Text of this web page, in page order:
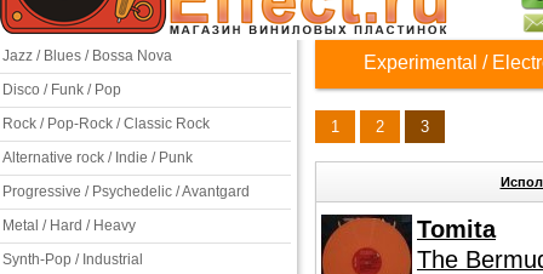
Jazz / Blues / Bossa Nova
Disco / Funk / Pop
Rock / Pop-Rock / Classic Rock
Alternative rock / Indie / Punk
Progressive / Psychedelic / Avantgard
Metal / Hard / Heavy
Synth-Pop / Industrial
Experimental /
1 2 3
Tomita
The